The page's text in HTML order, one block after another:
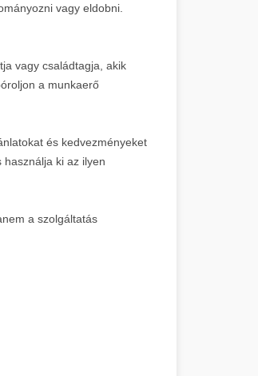
vagy eldobni.
vagy családtagja, akik
a munkaerő
és kedvezményeket
ki az ilyen
a szolgáltatás